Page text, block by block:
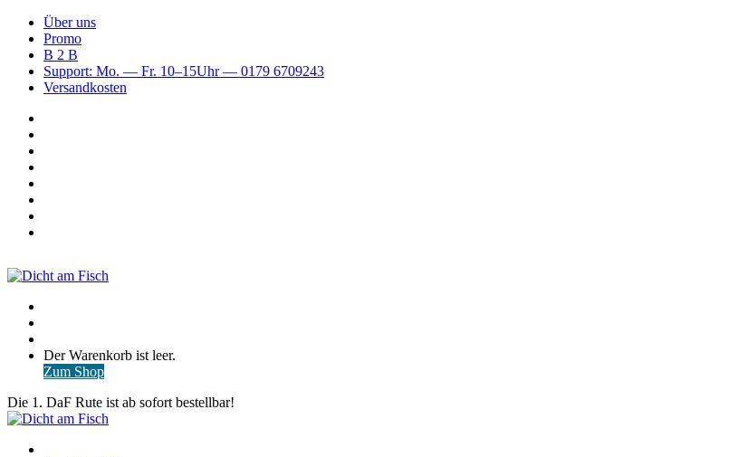
Über uns
Promo
B 2 B
Support: Mo. — Fr. 10–15Uhr — 0179 6709243
Versandkosten
Warenkorb
ansehen
Der Warenkorb ist leer.
Zum Shop
Die 1. DaF Rute ist ab sofort bestellbar!